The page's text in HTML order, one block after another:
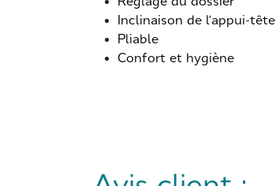
Inclinaison de l’appui-tête
Pliable
Confort et hygiène